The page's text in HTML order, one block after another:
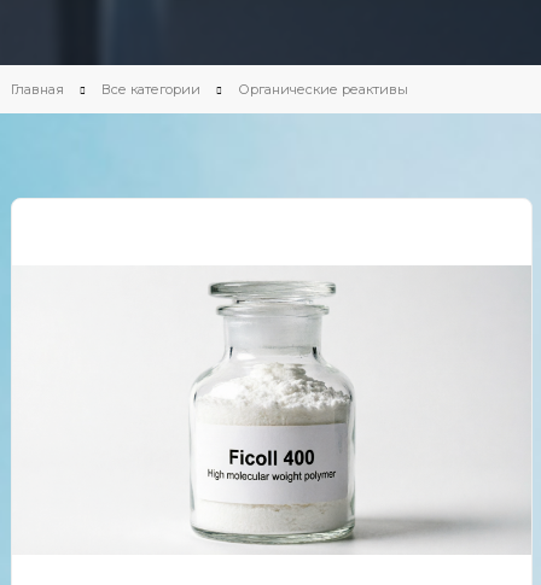
Главная Все категории Органические реактивы